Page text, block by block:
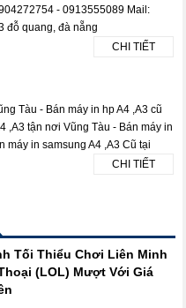
- 0913555089 Mail:
đỗ quang, đà nẵng
CHI TIẾT
Tàu - Bán máy in hp A4 ,A3 cũ
,A3 tận nơi Vũng Tàu - Bán máy in
máy in samsung A4 ,A3 Cũ tại
CHI TIẾT
Tối Thiểu Chơi Liên Minh
(LOL) Mượt Với Giá